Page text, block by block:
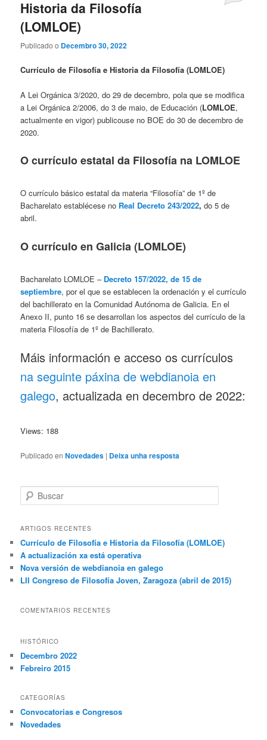
Historia da Filosofía
(LOMLOE)
Publicado o Decembro 30, 2022
Currículo de Filosofía e Historia da Filosofía (LOMLOE)
A Lei Orgánica 3/2020, do 29 de decembro, pola que se modifica
a Lei Orgánica 2/2006, do 3 de maio, de Educación (LOMLOE,
actualmente en vigor) publicouse no BOE do 30 de decembro de
2020.
O currículo estatal da Filosofía na LOMLOE
O currículo básico estatal da materia “Filosofía” de 1º de
Bacharelato establécese no Real Decreto 243/2022,do 5 de
abril.
O currículo en Galicia (LOMLOE)
Bacharelato LOMLOE – Decreto 157/2022, de 15 de
septiembre, por el que se establecen la ordenación y el currículo
del bachillerato en la Comunidad Autónoma de Galicia. En el
Anexo II, punto 16 se desarrollan los aspectos del currículo de la
materia Filosofía de 1º de Bachillerato.
Máis información e acceso os currículos
na seguinte páxina de webdianoia en
galego, actualizada en decembro de 2022:
Views: 188
Publicado en Novedades | Deixa unha resposta
u
c
r
ARTIGOS RECENTES
Currículo de Filosofía e Historia da Filosofía (LOMLOE)
A actualización xa está operativa
Nova versión de webdianoia en galego
LII Congreso de Filosofía Joven, Zaragoza (abril de 2015)
COMENTARIOS RECENTES
HISTÓRICO
Decembro 2022
Febreiro 2015
CATEGORÍAS
Convocatorias e Congresos
Novedades